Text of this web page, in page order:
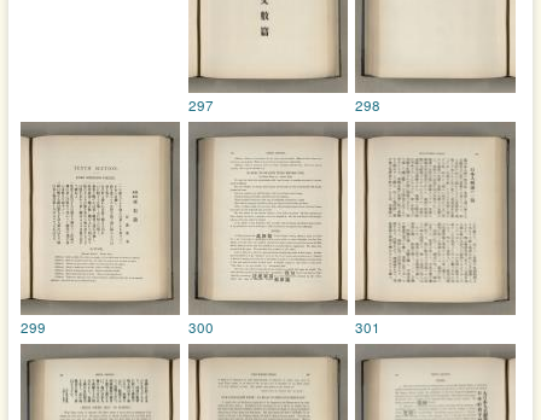
297 298
299 300 301